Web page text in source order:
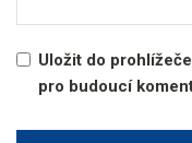
Uložit do
pro budoucí